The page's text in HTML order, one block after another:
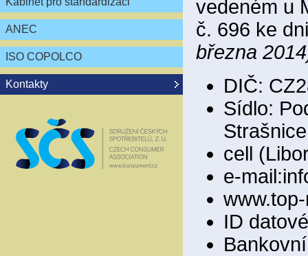
ANEC
ISO COPOLCO
Kontakty
vedeném u
č. 696 ke
března
DIČ:
Sídlo:
Strašnice
cell
e-
ID